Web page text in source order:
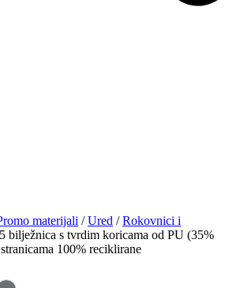
materijali /Ured /Rokovnici i
bilježnica s tvrdim koricama od PU (35%
100% reciklirane